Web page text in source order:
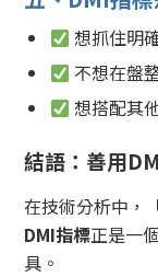
想抓住明
不想在盤
想搭配其
結語：善用
在技術分析中，
DMI指標正是一
具。